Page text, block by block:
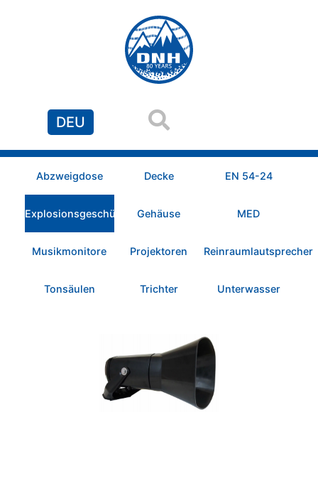
DEU
Abzweigdose Decke EN 54-24
Explosionsgeschützt Gehäuse MED
Musikmonitore Projektoren Reinraumlautsprecher
Tonsäulen Trichter Unterwasser